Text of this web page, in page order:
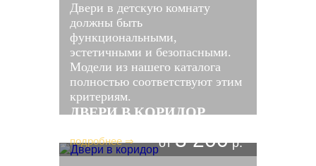
Двери в детскую комнату
должны быть
функциональными,
эстетичными и безопасными.
Модели из нашего каталога
полностью соответствуют этим
критериям.
ДВЕРИ В КОРИДОР
подробнее ⇒ от3 200р.